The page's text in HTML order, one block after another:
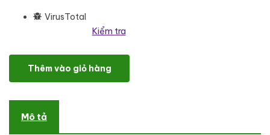
VirusTotal
Kiểm tra
Voyavue - Yacht Club & Boat Rental Elementor Template Kit số
Thêm vào giỏ hàng
Mô tả